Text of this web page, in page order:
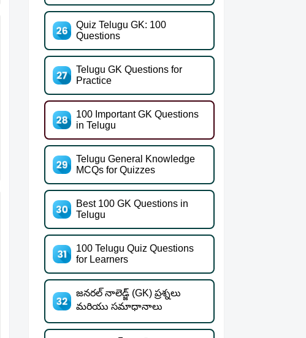
Quiz Telugu GK: 100
Questions
Telugu GK Questions for
Practice
100 Important GK Questions
in Telugu
Telugu General Knowledge
MCQs for Quizzes
Best 100 GK Questions in
Telugu
100 Telugu Quiz Questions
for Learners
జనరల్ నాలెడ్జ్ (GK) ప్రశ్నలు
మరియు సమాధానాలు